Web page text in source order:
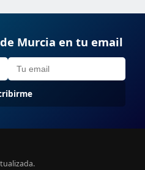
Murcia en tu email